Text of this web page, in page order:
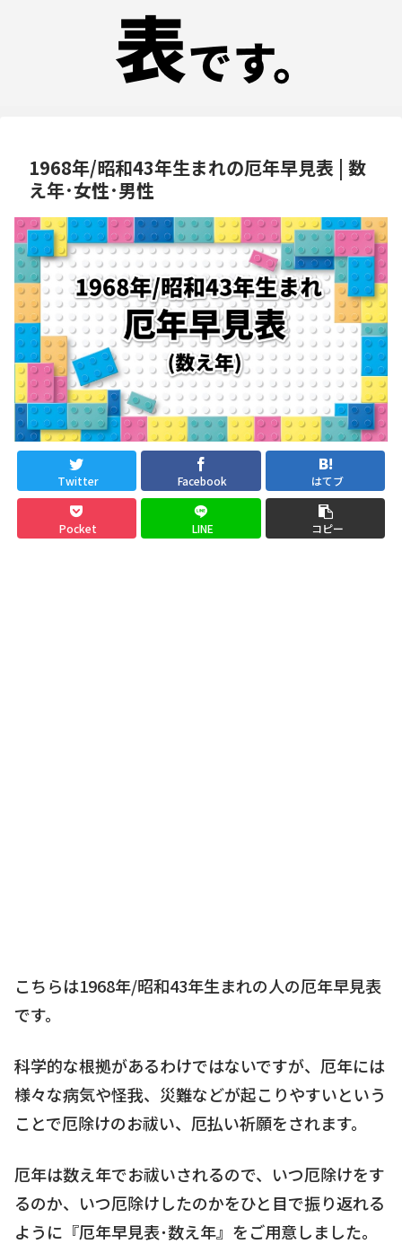
1968年/昭和43年生まれの厄年早見表 | 数
え年･女性･男性
Twitter Facebook はてブ
Pocket LINE コピー
こちらは1968年/昭和43年生まれの人の厄年早見表
です。
科学的な根拠があるわけではないですが、厄年には
様々な病気や怪我、災難などが起こりやすいという
ことで厄除けのお祓い、厄払い祈願をされます。
厄年は数え年でお祓いされるので、いつ厄除けをす
るのか、いつ厄除けしたのかをひと目で振り返れる
ように『厄年早見表･数え年』をご用意しました。